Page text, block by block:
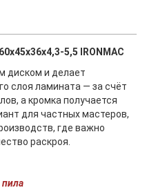
5,5 IRONMAC
диском и делает
слоя ламината — за счёт
а кромка получается
для частных мастеров,
где важно
раскроя.
пила